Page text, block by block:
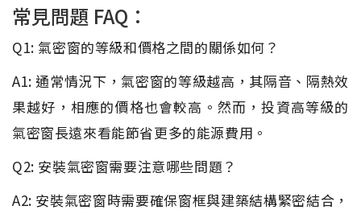
常見問題 FAQ：
Q1: 氣密窗的等級和價格之間的關係如何？
A1: 通常情況下，氣密窗的等級越高，其隔音、隔熱效
果越好，相應的價格也會較高。然而，投資高等級的
氣密窗長遠來看能節省更多的能源費用。
Q2: 安裝氣密窗需要注意哪些問題？
A2: 安裝氣密窗時需要確保窗框與建築結構緊密結合，